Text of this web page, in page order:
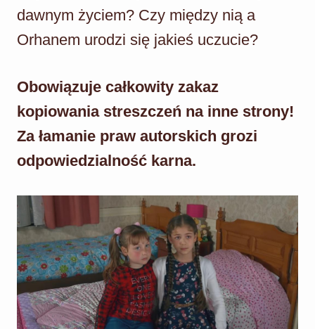
dawnym życiem? Czy między nią a
Orhanem urodzi się jakieś uczucie?
Obowiązuje całkowity zakaz
kopiowania streszczeń na inne strony!
Za łamanie praw autorskich grozi
odpowiedzialność karna.